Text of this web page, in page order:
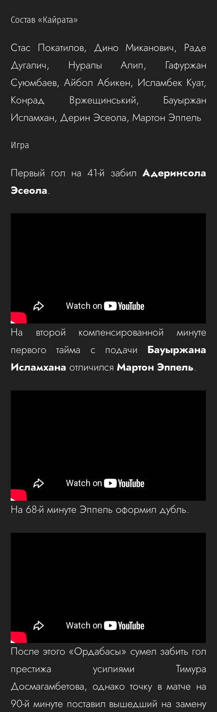
Состав «Кайрата»
Стас Покатилов, Дино Миканович, Раде
Дугалич, Нуралы Алип, Гафуржан
Суюмбаев, Айбол Абикен, Исламбек Куат,
Конрад Вржещинський, Бауыржан
Исламхан, Дерин Эсеола, Мартон Эппель
Игра
Первый гол на 41-й забил Адеринсола
Эсеола.
На второй компенсированной минуте
первого тайма с подачи Бауыржана
Исламхана отличилсяМартон Эппель.
На 68-й минуте Эппель оформил дубль.
После этого «Ордабасы» сумел забить гол
престижа усилиями Тимура
Досмагамбетова, однако точку в матче на
90-й минуте поставил вышедший на замену